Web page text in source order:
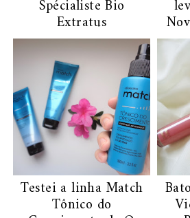
Spécialiste Bio
Extratus
Testei a linha Match
Tônico do